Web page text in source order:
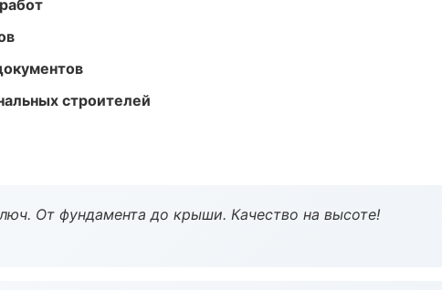
строителей
От фундамента до крыши. Качество на высоте!